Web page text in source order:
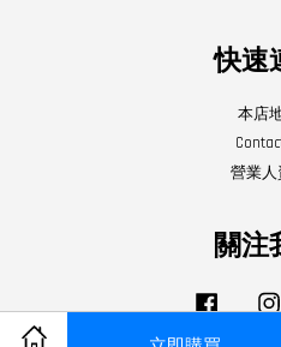
快速
本店
營業人
關注
Facebook